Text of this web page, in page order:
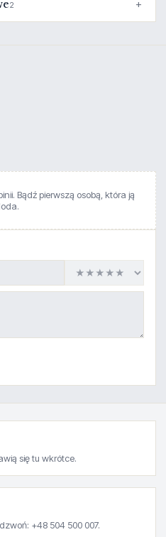
2
Bądź pierwszą osobą, która ją
się tu wkrótce.
+48 504 500 007.